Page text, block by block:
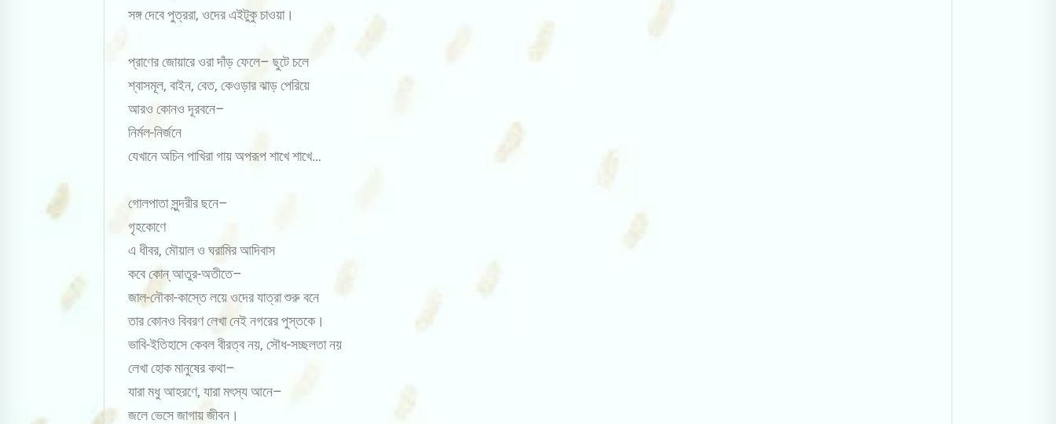
সঙ্গ দেবে পুত্ররা, ওদের এইটুকু চাওয়া।
প্রাণের জোয়ারে ওরা দাঁড় ফেলে– ছুটে চলে
শ্বাসমূল, বাইন, বেত, কেওড়ার ঝাড় পেরিয়ে
আরও কোনও দূরবনে–
নির্মল-নির্জনে
যেখানে অচিন পাখিরা গায় অপরূপ শাখে শাখে…
গোলপাতা সুন্দরীর ছনে–
গৃহকোণে
এ ধীবর, মৌয়াল ও ঘরামির আদিবাস
কবে কোন্ আতুর-অতীতে–
জাল-নৌকা-কাস্তে লয়ে ওদের যাত্রা শুরু বনে
তার কোনও বিবরণ লেখা নেই নগরের পুস্তকে।
ভাবি-ইতিহাসে কেবল বীরত্ব নয়, সৌধ-সচ্ছলতা নয়
লেখা হোক মানুষের কথা–
যারা মধু আহরণে, যারা মৎস্য আনে–
জলে ভেসে জাগায় জীবন।